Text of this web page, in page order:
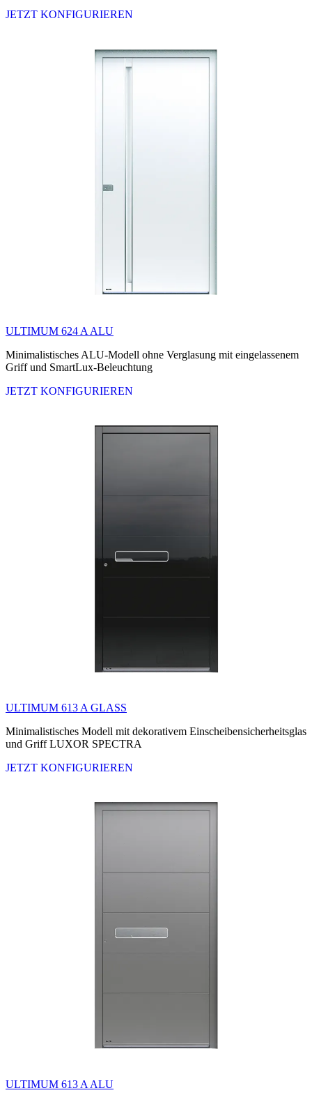
JETZT KONFIGURIEREN
ULTIMUM 624 A ALU
Minimalistisches ALU-Modell ohne Verglasung mit eingelassenem
Griff und SmartLux-Beleuchtung
JETZT KONFIGURIEREN
ULTIMUM 613 A GLASS
Minimalistisches Modell mit dekorativem Einscheibensicherheitsglas
und Griff LUXOR SPECTRA
JETZT KONFIGURIEREN
ULTIMUM 613 A ALU